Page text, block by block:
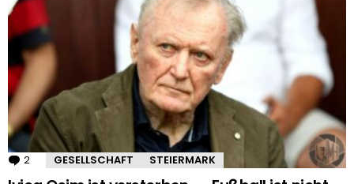
2 Kommentare
GESELLSCHAFT STEIERMARK